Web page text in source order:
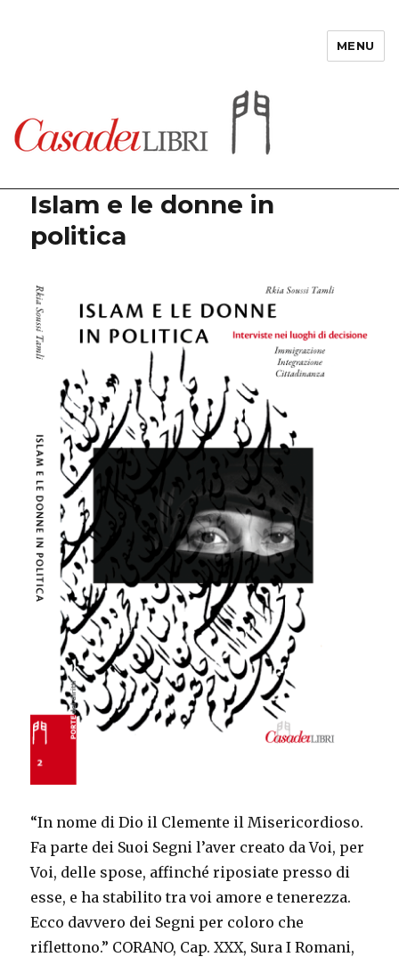
MENU
Islam e le donne in
politica
“In nome di Dio il Clemente il Misericordioso.
Fa parte dei Suoi Segni l’aver creato da Voi, per
Voi, delle spose, affinché riposiate presso di
esse, e ha stabilito tra voi amore e tenerezza.
Ecco davvero dei Segni per coloro che
riflettono.” CORANO, Cap. XXX, Sura I Romani,